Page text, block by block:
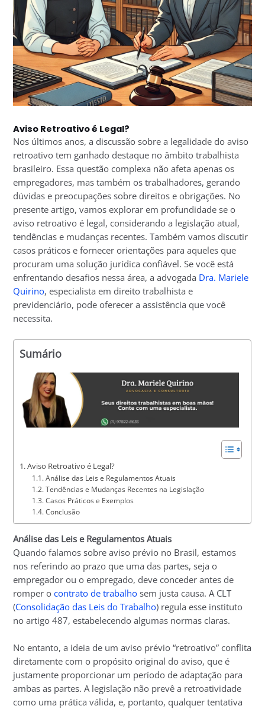
Aviso Retroativo é Legal?
Nos últimos anos, a discussão sobre a legalidade do aviso
retroativo tem ganhado destaque no âmbito trabalhista
brasileiro. Essa questão complexa não afeta apenas os
empregadores, mas também os trabalhadores, gerando
dúvidas e preocupações sobre direitos e obrigações. No
presente artigo, vamos explorar em profundidade se o
aviso retroativo é legal, considerando a legislação atual,
tendências e mudanças recentes. Também vamos discutir
casos práticos e fornecer orientações para aqueles que
procuram uma solução jurídica confiável. Se você está
enfrentando desafios nessa área, a advogada Dra. Mariele
Quirino, especialista em direito trabalhista e
previdenciário, pode oferecer a assistência que você
necessita.
Sumário
Aviso Retroativo é Legal?
Análise das Leis e Regulamentos Atuais
Tendências e Mudanças Recentes na Legislação
Casos Práticos e Exemplos
Conclusão
Análise das Leis e Regulamentos Atuais
Quando falamos sobre aviso prévio no Brasil, estamos
nos referindo ao prazo que uma das partes, seja o
empregador ou o empregado, deve conceder antes de
romper ocontrato de trabalho sem justa causa. A CLT
(Consolidação das Leis do Trabalho) regula esse instituto
no artigo 487, estabelecendo algumas normas claras.
No entanto, a ideia de um aviso prévio “retroativo” conflita
diretamente com o propósito original do aviso, que é
justamente proporcionar um período de adaptação para
ambas as partes. A legislação não prevê a retroatividade
como uma prática válida, e, portanto, qualquer tentativa